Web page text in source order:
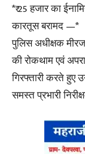
*₹ 25 हजार का
कारतूस बरामद —*
पुलिस अधीक्षक
की रोकथाम एवं
गिरफ्तारी करते हुए
समस्त प्रभारी